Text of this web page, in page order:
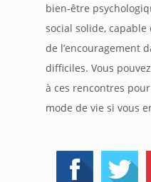
bien-être
social solide,
de l’encouragement
difficiles. Vous
à ces rencontres
mode de vie si vous